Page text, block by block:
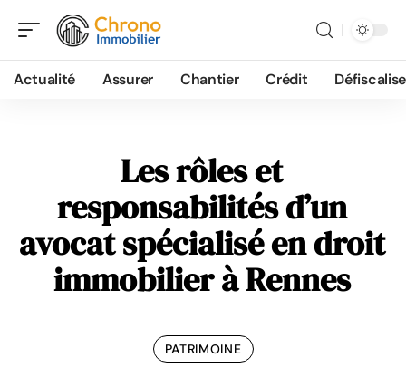
Actualité Assurer Chantier Crédit
Les rôles et
responsabilités d’un
avocat spécialisé en droit
immobilier à Rennes
PATRIMOINE